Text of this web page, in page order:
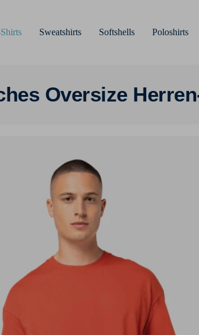
Sweatshirts Softshells Poloshirts
Oversize